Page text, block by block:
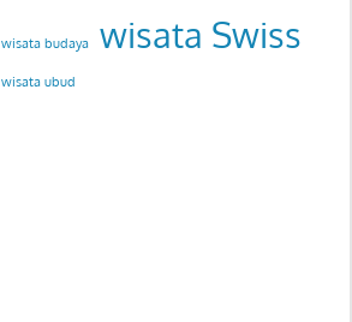
wisata budaya wisata Swiss
wisata ubud